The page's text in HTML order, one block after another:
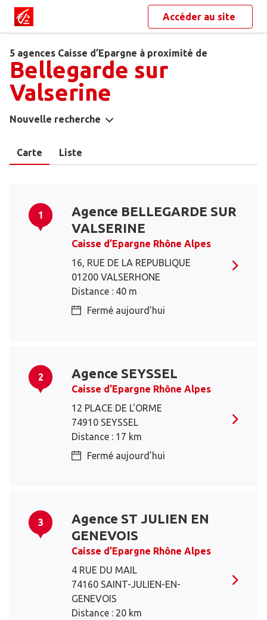
Accéder au site
5 agences Caisse d’Epargne à proximité de
Bellegarde sur
Valserine
Nouvelle recherche
Carte Liste
1
Agence BELLEGARDE SUR
VALSERINE
Caisse d’Epargne Rhône Alpes
16, RUE DE LA REPUBLIQUE
01200 VALSERHONE
Distance : 40 m
Fermé aujourd’hui
2 Agence SEYSSEL
Caisse d’Epargne Rhône Alpes
12 PLACE DE L'ORME
74910 SEYSSEL
Distance : 17 km
Fermé aujourd’hui
3
Agence ST JULIEN EN
GENEVOIS
Caisse d’Epargne Rhône Alpes
4 RUE DU MAIL
74160 SAINT-JULIEN-EN-
GENEVOIS
Distance : 20 km